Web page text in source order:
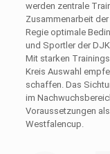
werden zentrale
Zusammenarbeit
Regie optimale
und Sportler der
Mit starken
Kreis Auswahl
schaffen. Das
im
Voraussetzungen
Westfalencup.